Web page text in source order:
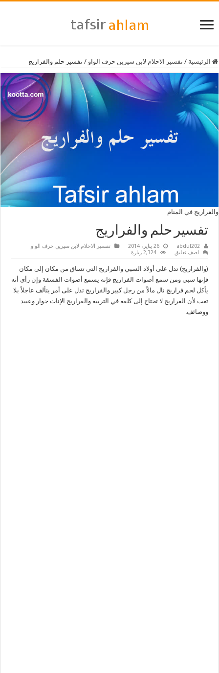
الرئيسية / تفسير الاحلام لابن سيرين حرف الواو / تفسير حلم والفراريج
والفراريج في المنام
تفسير حلم والفراريج
abdul202 26 يناير، 2014
تفسير الاحلام لابن سيرين حرف الواو
اضف تعليق
2,324 زيارة
(والفراريج) تدل على أولاد السبي والفراريج التي تساق من مكان إلى مكان
فإنها سبي ومن سمع أصوات الفراريج فإنه يسمع أصوات الفسقة وإن رأى أنه
يأكل لحم فراريج نال مالاً من رجل كبير والفراريج تدل على أمر يتألف عاجلاً بلا
تعب لأن الفراريج لا تحتاج إلى كلفة في التربية والفراريج الإناث جوار وعبيد
ووصائف.